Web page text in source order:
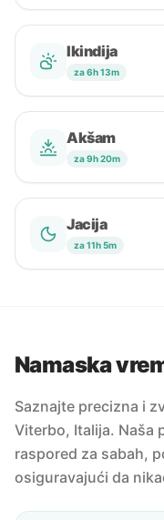
Ikindija
za 6h 13m
Akšam
za 9h 20m
Jacija
za 11h 5m
Namaska
Saznajte precizna i
Viterbo, Italija. Naša
raspored za sabah,
osiguravajući da